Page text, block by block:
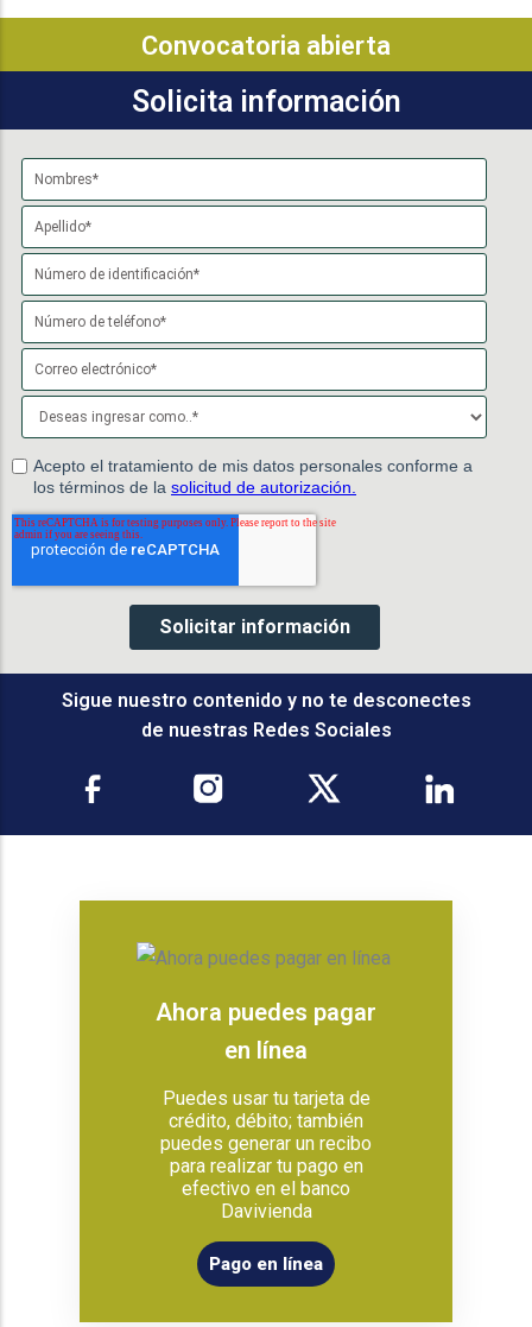
Convocatoria abierta
Solicita información
Sigue nuestro contenido y no te desconectes
de nuestras Redes Sociales
Ahora puedes pagar
en línea
Puedes usar tu tarjeta de
crédito, débito; también
puedes generar un recibo
para realizar tu pago en
efectivo en el banco
Davivienda
Pago en línea